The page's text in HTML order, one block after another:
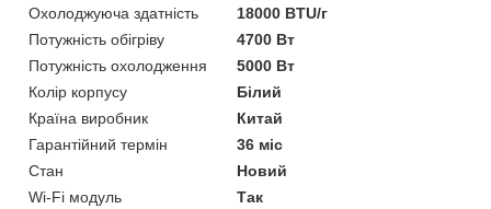
Охолоджуюча здатність
18000 BTU/г
Потужність обігріву
4700 Вт
Потужність охолодження
5000 Вт
Колір корпусу
Білий
Країна виробник
Китай
Гарантійний термін
36 міс
Стан
Новий
Wi-Fi модуль
Так